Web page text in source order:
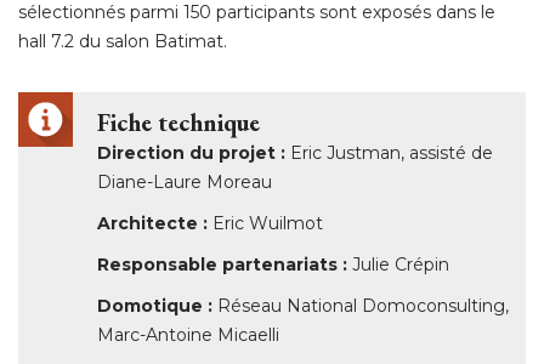
sélectionnés parmi 150 participants sont exposés dans le
hall 7.2 du salon Batimat.
Fiche technique
Direction du projet : Eric Justman, assisté de
Diane-Laure Moreau
Architecte : Eric Wuilmot
Responsable partenariats : Julie Crépin
Domotique : Réseau National Domoconsulting,
Marc-Antoine Micaelli